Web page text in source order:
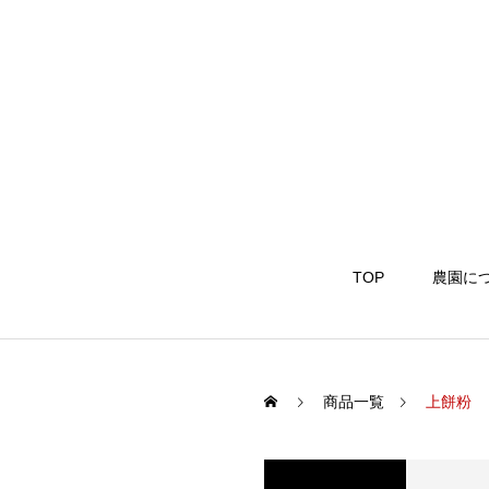
TOP 農園に
商品一覧 上餅粉